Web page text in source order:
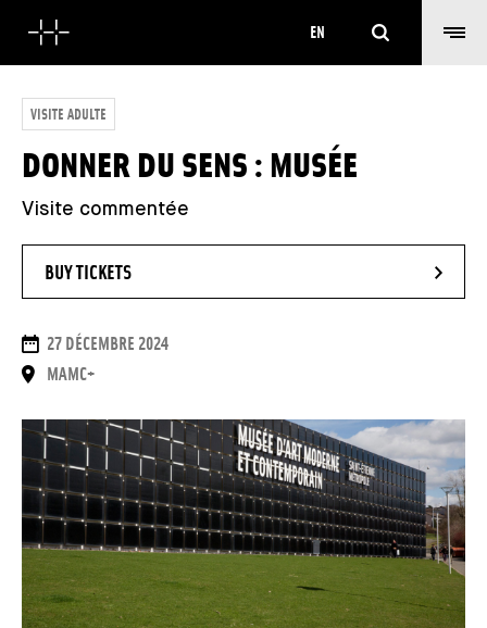
EN
VISITE ADULTE
DONNER DU SENS : MUSÉE
Visite commentée
BUY TICKETS- NEW WINDOW
DATES
27 DÉCEMBRE 2024
PLACE
MAMC+